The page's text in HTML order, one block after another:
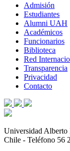
Admisión
Estudiantes
Alumni UAH
Académicos
Funcionarios
Biblioteca
Red
Transparencia
Privacidad
Contacto
Universidad Alberto
Chile - Teléfono 56